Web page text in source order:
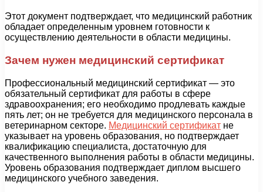
Этот документ подтверждает, что медицинский работник
обладает определенным уровнем готовности к
осуществлению деятельности в области медицины.
Зачем нужен медицинский сертификат
Профессиональный медицинский сертификат — это
обязательный сертификат для работы в сфере
здравоохранения; его необходимо продлевать каждые
пять лет; он не требуется для медицинского персонала в
ветеринарном секторе. Медицинский сертификат не
указывает на уровень образования, но подтверждает
квалификацию специалиста, достаточную для
качественного выполнения работы в области медицины.
Уровень образования подтверждает диплом высшего
медицинского учебного заведения.